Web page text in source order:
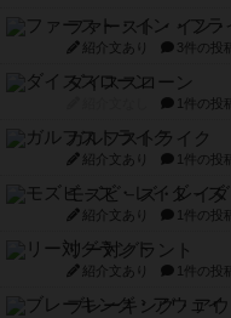
ファースト・イン・
紹介文あり 3件の投
ダイススローン
1件の投
ガルフストライク
紹介文あり 1件の投
モズビ－ズ・レイダ
紹介文あり 1件の投
リー対グラント
紹介文あり 1件の投
ブレーキング・アウ